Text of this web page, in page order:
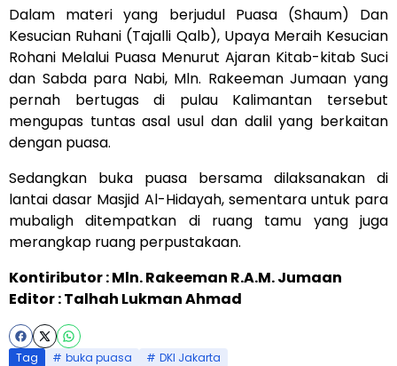
Dalam materi yang berjudul Puasa (Shaum) Dan
Kesucian Ruhani (Tajalli Qalb), Upaya Meraih Kesucian
Rohani Melalui Puasa Menurut Ajaran Kitab-kitab Suci
dan Sabda para Nabi, Mln. Rakeeman Jumaan yang
pernah bertugas di pulau Kalimantan tersebut
mengupas tuntas asal usul dan dalil yang berkaitan
dengan puasa.
Sedangkan buka puasa bersama dilaksanakan di
lantai dasar Masjid Al-Hidayah, sementara untuk para
mubaligh ditempatkan di ruang tamu yang juga
merangkap ruang perpustakaan.
Kontiributor : Mln. Rakeeman R.A.M. Jumaan
Editor : Talhah Lukman Ahmad
Tag buka puasa DKI Jakarta